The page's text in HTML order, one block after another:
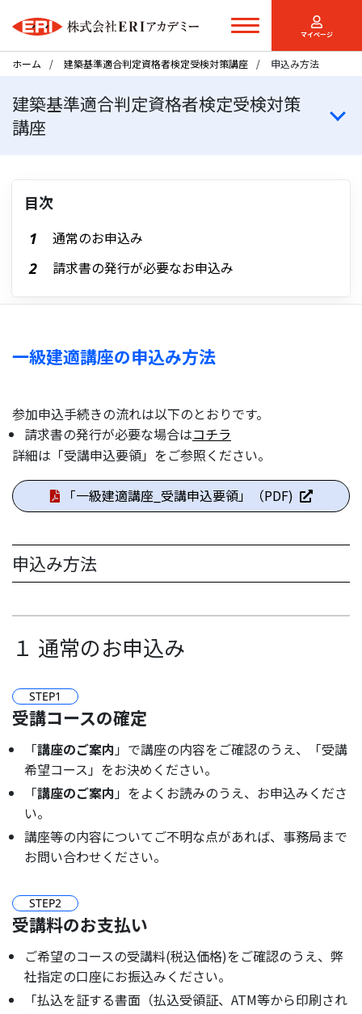
マイページ
ホーム 建築基準適合判定資格者検定受検対策講座 申込み方法
建築基準適合判定資格者検定受検対策
講座
目次
通常のお申込み
請求書の発行が必要なお申込み
一級建適講座の申込み方法
参加申込手続きの流れは以下のとおりです。
請求書の発行が必要な場合はコチラ
詳細は「受講申込要領」をご参照ください。
「一級建適講座_受講申込要領」（PDF)
申込み方法
１ 通常のお申込み
STEP1
受講コースの確定
「講座のご案内」で講座の内容をご確認のうえ、「受講
希望コース」をお決めください。
「講座のご案内」をよくお読みのうえ、お申込みくださ
い。
講座等の内容についてご不明な点があれば、事務局まで
お問い合わせください。
STEP2
受講料のお支払い
ご希望のコースの受講料(税込価格)をご確認のうえ、弊
社指定の口座にお振込みください。
「払込を証する書面（払込受領証、ATM等から印刷され